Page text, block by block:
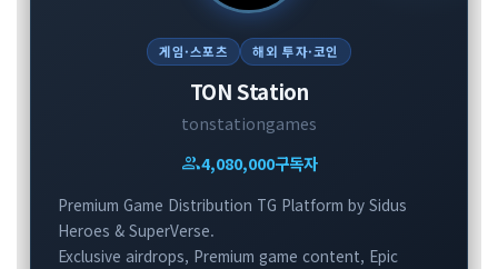
게임·스포츠 해외 투자·코인
TON Station
tonstationgames
group4,080,000구독자
Premium Game Distribution TG Platform by Sidus
Heroes & SuperVerse.
Exclusive airdrops, Premium game content, Epic